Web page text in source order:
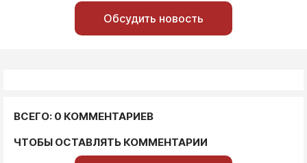
Обсудить новость
ВСЕГО: 0 КОММЕНТАРИЕВ
ЧТОБЫ ОСТАВЛЯТЬ КОММЕНТАРИИ